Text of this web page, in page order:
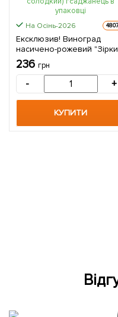
На Осінь-2026
Ексклюзив! Виноград
насичено-рожевий "Зірки
шоці" (преміальний сорт,
морозостійкий кишмиш,
дуже солодкий) 1
саджанець в упаковці
236 грн
- +
КУПИТИ